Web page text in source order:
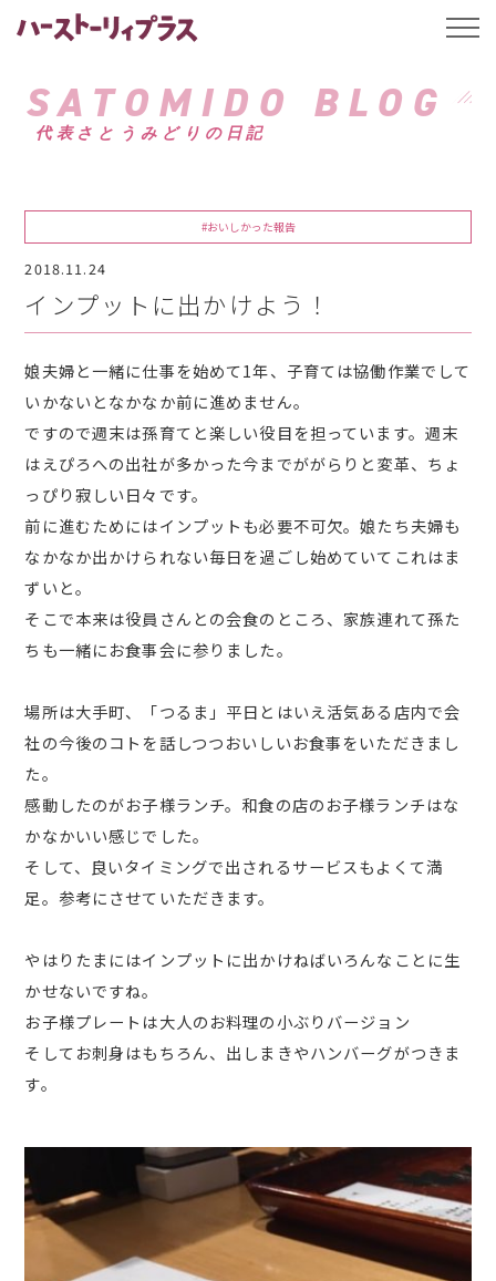
ハーストーリィプ
SATOMIDO BLOG
代表さとうみどりの日記
#おいしかった報告
2018.11.24
インプットに出かけよう！
娘夫婦と一緒に仕事を始めて1年、子育ては協働作業でして
いかないとなかなか前に進めません。
ですので週末は孫育てと楽しい役目を担っています。週末
はえぴろへの出社が多かった今までががらりと変革、ちょ
っぴり寂しい日々です。
前に進むためにはインプットも必要不可欠。娘たち夫婦も
なかなか出かけられない毎日を過ごし始めていてこれはま
ずいと。
そこで本来は役員さんとの会食のところ、家族連れて孫た
ちも一緒にお食事会に参りました。
場所は大手町、「つるま」平日とはいえ活気ある店内で会
社の今後のコトを話しつつおいしいお食事をいただきまし
た。
感動したのがお子様ランチ。和食の店のお子様ランチはな
かなかいい感じでした。
そして、良いタイミングで出されるサービスもよくて満
足。参考にさせていただきます。
やはりたまにはインプットに出かけねばいろんなことに生
かせないですね。
お子様プレートは大人のお料理の小ぶりバージョン
そしてお刺身はもちろん、出しまきやハンバーグがつきま
す。
t
l
a